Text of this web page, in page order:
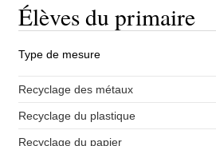
Élèves du primaire
Type de mesure
Recyclage des métaux
Recyclage du plastique
Recyclage du papier